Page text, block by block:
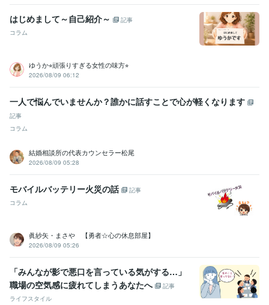
はじめまして～自己紹介～
記事
コラム
ゆうか⭐︎頑張りすぎる女性の味方⭐︎
2026/08/09 06:12
一人で悩んでいませんか？誰かに話すことで心が軽くなります
記事
コラム
結婚相談所の代表カウンセラー松尾
2026/08/09 05:28
モバイルバッテリー火災の話
記事
コラム
眞紗矢・まさや 【勇者☆心の休息部屋】
2026/08/09 05:26
「みんなが影で悪口を言っている気がする…」
職場の空気感に疲れてしまうあなたへ
記事
ライフスタイル